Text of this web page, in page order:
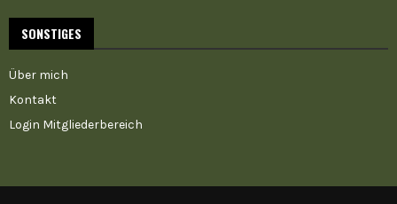
SONSTIGES
Über mich
Kontakt
Login Mitgliederbereich